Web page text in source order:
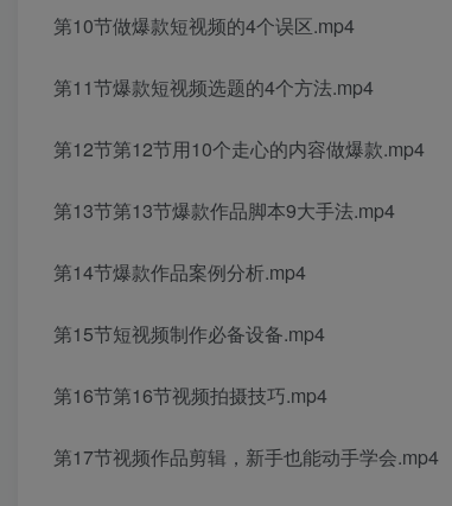
第10节做爆款短视频的4个误区.mp4
第11节爆款短视频选题的4个方法.mp4
第12节第12节用10个走心的内容做爆款.mp4
第13节第13节爆款作品脚本9大手法.mp4
第14节爆款作品案例分析.mp4
第15节短视频制作必备设备.mp4
第16节第16节视频拍摄技巧.mp4
第17节视频作品剪辑，新手也能动手学会.mp4